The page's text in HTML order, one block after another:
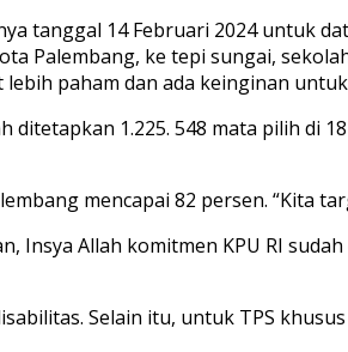
tanggal 14 Februari 2024 untuk
Palembang, ke tepi sungai,
paham dan ada keinginan
1.225. 548 mata pilih di
mencapai 82 persen. “Kita
Allah komitmen KPU RI
Selain itu, untuk TPS